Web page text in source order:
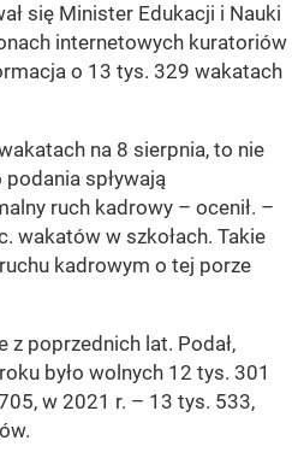
się Minister Edukacji i Nauki
internetowych kuratoriów
o 13 tys. 329 wakatach
na 8 sierpnia, to nie
podania spływają
ruch kadrowy – ocenił. –
wakatów w szkołach. Takie
kadrowym o tej porze
z poprzednich lat. Podał,
było wolnych 12 tys. 301
w 2021 r. – 13 tys. 533,